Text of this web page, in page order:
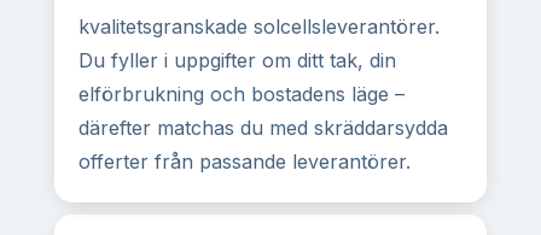
kvalitetsgranskade solcellsleverantörer.
Du fyller i uppgifter om ditt tak, din
elförbrukning och bostadens läge –
därefter matchas du med skräddarsydda
offerter från passande leverantörer.